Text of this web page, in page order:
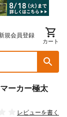
規会員登録
カート
マーカー極太
レビューを書く